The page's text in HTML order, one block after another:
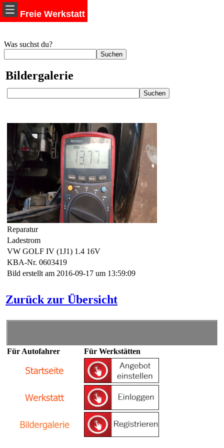
Freie Werkstatt
Was suchst du?
Bildergalerie
Reparatur
Ladestrom
VW GOLF IV (1J1) 1.4 16V
KBA-Nr. 0603419
Bild erstellt am 2016-09-17 um 13:59:09
Zurück zur Übersicht
Für Autofahrer Für Werkstätten